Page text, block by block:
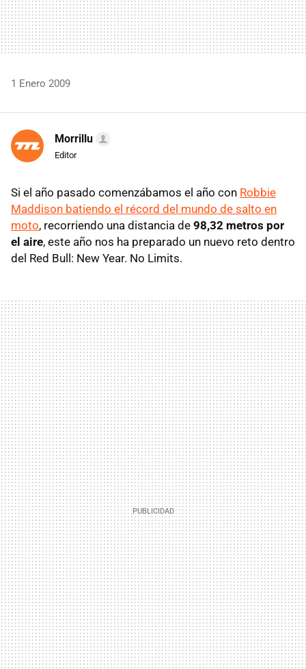
1 Enero 2009
Morrillu
Editor
Si el año pasado comenzábamos el año con Robbie
Maddison batiendo el récord del mundo de salto en
moto, recorriendo una distancia de 98,32 metros por
el aire, este año nos ha preparado un nuevo reto dentro
del Red Bull: New Year. No Limits.